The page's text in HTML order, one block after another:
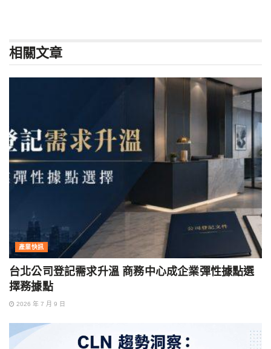
相關文章
產業快訊
台北公司登記需求升溫 商務中心成企業彈性據點選
擇務據點
2026 年 7 月 9 日